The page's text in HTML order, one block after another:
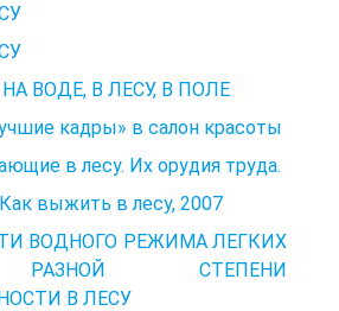
ВОДЕ, В ЛЕСУ, В ПОЛЕ
кадры» в салон красоты
в лесу. Их орудия труда.
выжить в лесу, 2007
ВОДНОГО РЕЖИМА ЛЕГКИХ
СТЕПЕНИ
В ЛЕСУ